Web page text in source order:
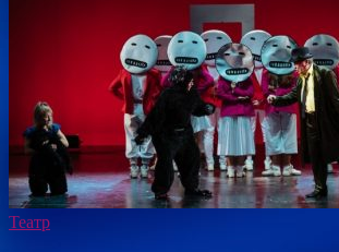
Театр